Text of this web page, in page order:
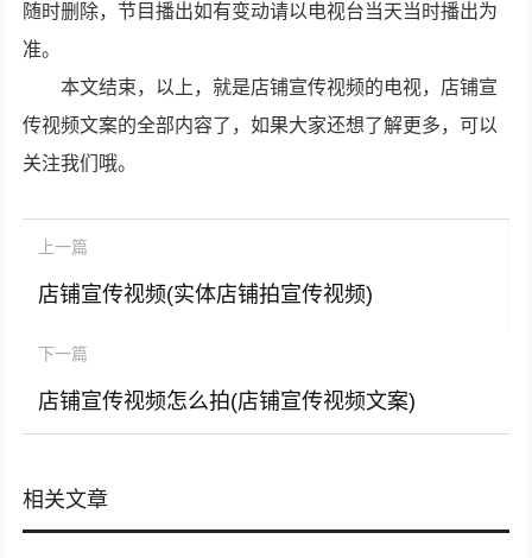
随时删除，节目播出如有变动请以电视台当天当时播出为
准。
本文结束，以上，就是店铺宣传视频的电视，店铺宣
传视频文案的全部内容了，如果大家还想了解更多，可以
关注我们哦。
上一篇
店铺宣传视频(实体店铺拍宣传视频)
下一篇
店铺宣传视频怎么拍(店铺宣传视频文案)
相关文章